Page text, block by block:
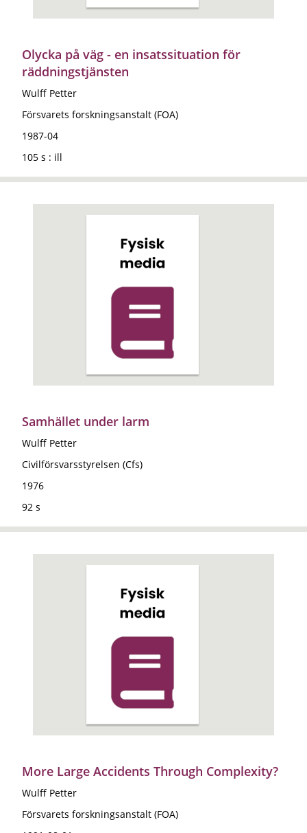
Olycka på väg - en insatssituation för
räddningstjänsten
Wulff Petter
Försvarets forskningsanstalt (FOA)
1987-04
105 s : ill
Samhället under larm
Wulff Petter
Civilförsvarsstyrelsen (Cfs)
1976
92 s
More Large Accidents Through Complexity?
Wulff Petter
Försvarets forskningsanstalt (FOA)